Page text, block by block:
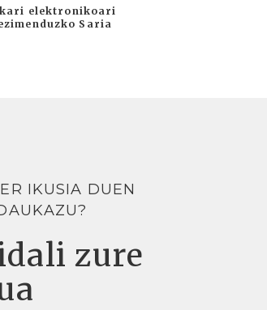
elektronikoari
Saria
IKUSIA DUEN
zure